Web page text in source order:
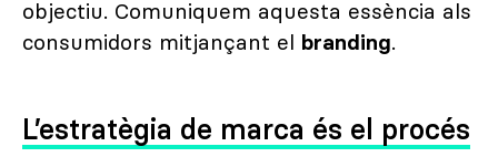
objectiu. Comuniquem aquesta essència als
consumidors mitjançant el
branding.
L’estratègia de marca és el procés